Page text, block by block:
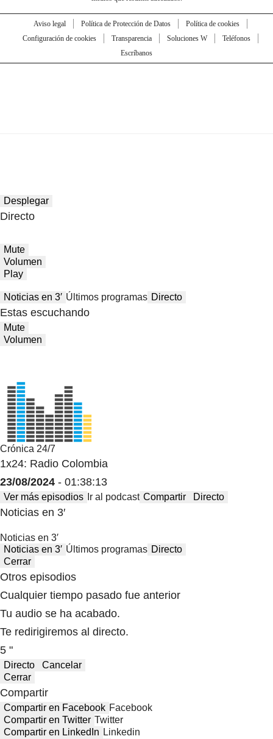
Aviso legal Política de Protección de Datos
Política de cookies
Configuración de cookies
Transparencia Soluciones W
Teléfonos
Escríbanos
Desplegar
Directo
Mute
Volumen
Play
Noticias en 3′ Últimos programas Directo
Estas escuchando
Mute
Volumen
Crónica 24/7
1x24: Radio Colombia
23/08/2024 - 01:38:13
Ver más episodios Ir al podcast Compartir Directo
Noticias en 3′
Noticias en 3′
Noticias en 3′ Últimos programas Directo
Cerrar
Otros episodios
Cualquier tiempo pasado fue anterior
Tu audio se ha acabado.
Te redirigiremos al directo.
5 "
Directo
Cancelar
Cerrar
Compartir
Compartir en Facebook Facebook
Compartir en Twitter Twitter
Compartir en LinkedIn Linkedin